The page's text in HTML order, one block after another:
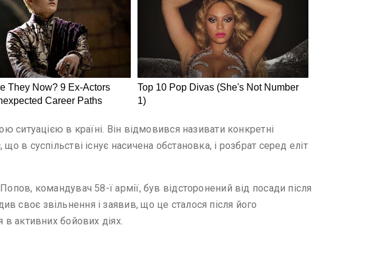
ситуацією в країні. Він відмовився називати конкретні
суспільстві існує насичена обстановка, і розбрат серед еліт
командувач 58-ї армії, був відсторонений від посади після
своє звільнення і заявив, що це сталося після його
в активних бойових діях.